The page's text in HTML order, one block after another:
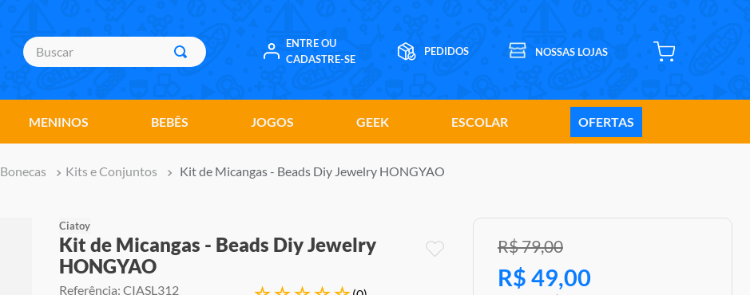
Buscar
ENTRE OU
CADASTRE-SE
MENINOS BEBÊS JOGOS GEEK ESCOLAR OFERTAS
Bonecas Kits e Conjuntos Kit de Micangas - Beads Diy Jewelry HONGYAO
Ciatoy
Kit de Micangas - Beads Diy Jewelry
HONGYAO
Referência: CIASL312
R$79,00
R$ 49,00